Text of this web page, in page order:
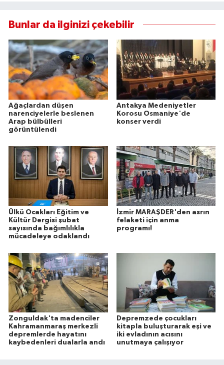
Bunlar da ilginizi çekebilir
Ağaçlardan düşen
narenciyelerle beslenen
Arap bülbülleri
görüntülendi
Antakya Medeniyetler
Korosu Osmaniye'de
konser verdi
Ülkü Ocakları Eğitim ve
Kültür Dergisi şubat
sayısında bağımlılıkla
mücadeleye odaklandı
İzmir MARAŞDER'den asrın
felaketi için anma
programı!
Zonguldak'ta madenciler
Kahramanmaraş merkezli
depremlerde hayatını
kaybedenleri dualarla andı
Depremzede çocukları
kitapla buluşturarak eşi ve
iki evladının acısını
unutmaya çalışıyor